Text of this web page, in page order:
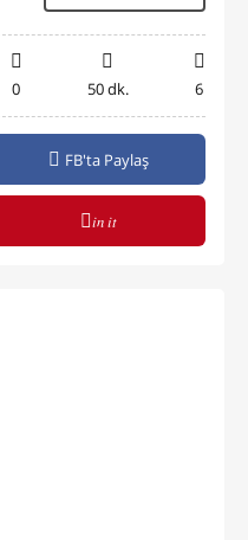
0 50 dk. 6
FB'ta Paylaş
in it